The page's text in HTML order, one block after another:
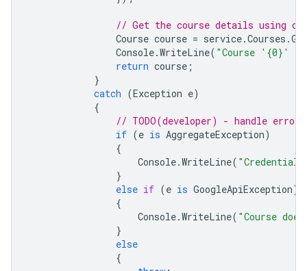
// Get the course details using
Course course = service.Courses .
Console.WriteLine( "Course '{0}'
return course ;
}
catch (Exception e)
{
// TODO(developer) - handle error
if (e is AggregateException)
{
Console.WriteLine( "Credential
}
else if (e is GoogleApiException)
{
Console.WriteLine( "Course
}
else
{